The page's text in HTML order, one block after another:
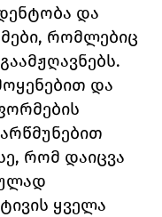
და
რომლებიც
და
რომ დაიცვა
ყველა